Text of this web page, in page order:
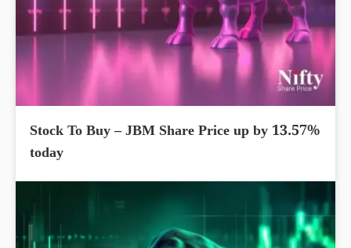
Stock To Buy – JBM Share Price up by 13.57%
today